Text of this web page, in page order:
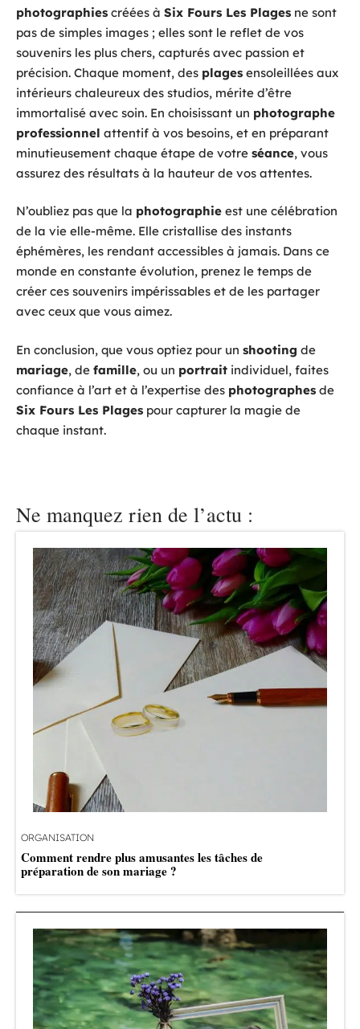
photographies créées à Six Fours Les Plages ne sont
pas de simples images ; elles sont le reflet de vos
souvenirs les plus chers, capturés avec passion et
précision. Chaque moment, des plages ensoleillées aux
intérieurs chaleureux des studios, mérite d’être
immortalisé avec soin. En choisissant un photographe
professionnel attentif à vos besoins, et en préparant
minutieusement chaque étape de votre séance, vous
assurez des résultats à la hauteur de vos attentes.
N’oubliez pas que la photographie est une célébration
de la vie elle-même. Elle cristallise des instants
éphémères, les rendant accessibles à jamais. Dans ce
monde en constante évolution, prenez le temps de
créer ces souvenirs impérissables et de les partager
avec ceux que vous aimez.
En conclusion, que vous optiez pour un shooting de
mariage, de famille, ou un portrait individuel, faites
confiance à l’art et à l’expertise des photographes de
Six Fours Les Plages pour capturer la magie de
chaque instant.
Ne manquez rien de l’actu :
ORGANISATION
Comment rendre plus amusantes les tâches de
préparation de son mariage ?